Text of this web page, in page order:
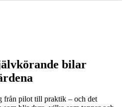
bilar
från pilot till praktik – och det